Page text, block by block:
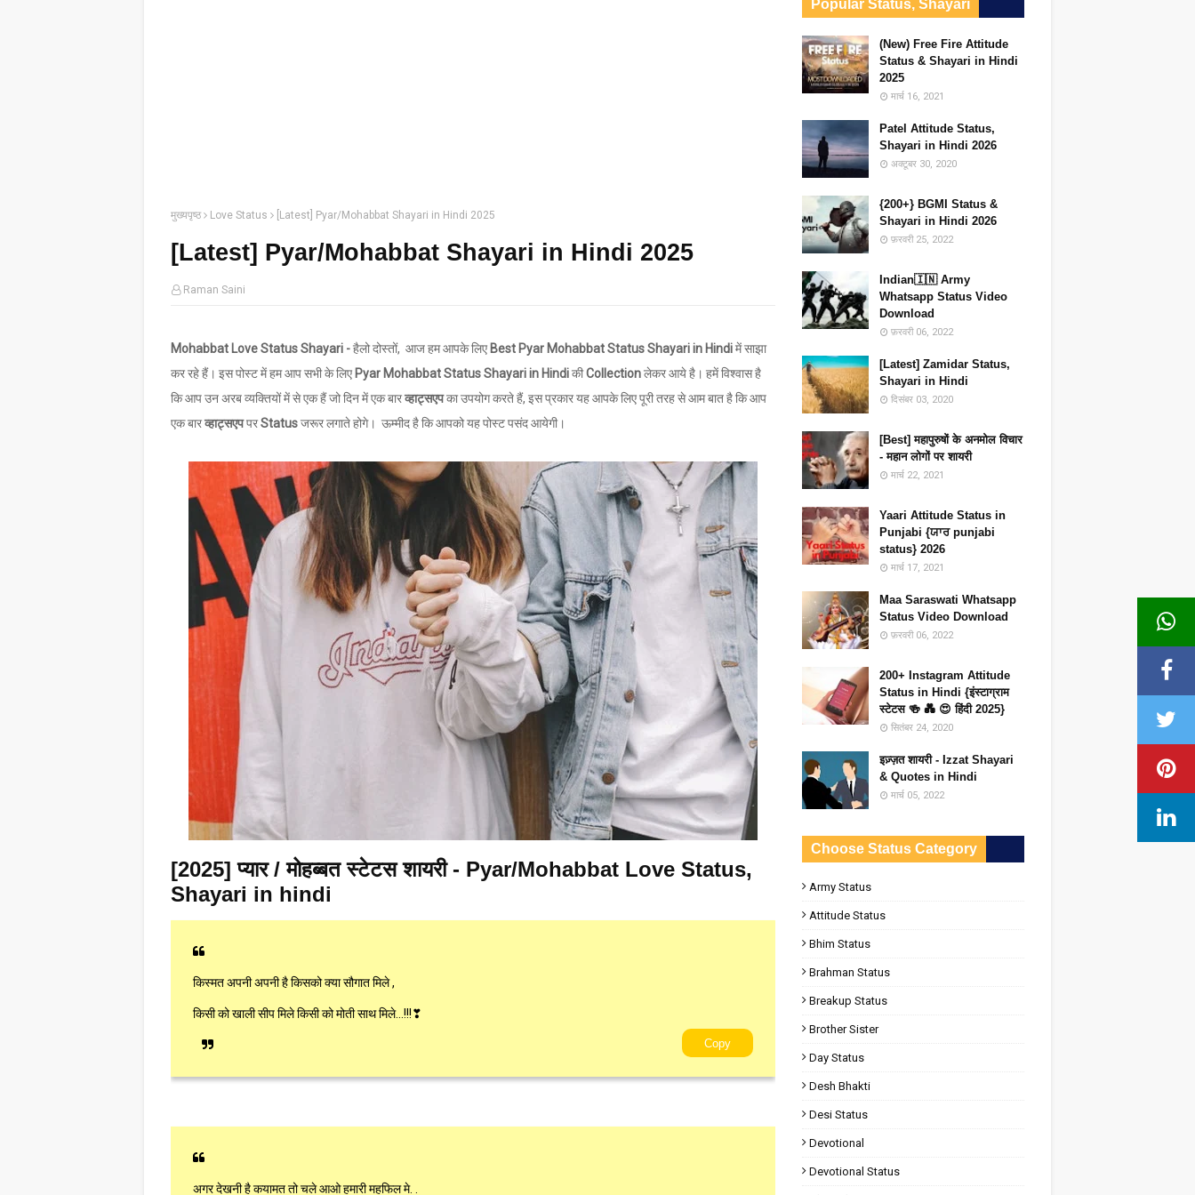
मुख्यपृष्ठ Love Status [Latest] Pyar/Mohabbat Shayari in Hindi 2025
[Latest] Pyar/Mohabbat Shayari in Hindi 2025
Raman Saini
Mohabbat Love Status Shayari -हैलो दोस्तों, आज हम आपके लिए Best Pyar Mohabbat Status Shayari in Hindiमें साझा
कर रहे हैं। इस पोस्ट में हम आप सभी के लिए Pyar Mohabbat Status Shayari in HindiकीCollectionलेकर आये है। हमें विश्वास है
कि आप उन अरब व्यक्तियों में से एक हैं जो दिन में एक बारव्हाट्सएपका उपयोग करते हैं, इस प्रकार यह आपके लिए पूरी तरह से आम बात है कि आप
एक बारव्हाट्सएपपरStatusजरूर लगाते होगे। ऊम्मीद है कि आपको यह पोस्ट पसंद आयेगी।
[2025] प्यार / मोहब्बत स्टेटस शायरी - Pyar/Mohabbat Love Status,
Shayari in hindi
किस्मत अपनी अपनी है किसको क्या सौगात मिले ,
किसी को खाली सीप मिले किसी को मोती साथ मिले...!!!❣
Copy
अगर देखनी है कयामत तो चले आओ हमारी महफिल मे. .
Popular Status, Shayari
(New) Free Fire Attitude
Status & Shayari in Hindi
2025
मार्च 16, 2021
Patel Attitude Status,
Shayari in Hindi 2026
अक्टूबर 30, 2020
{200+} BGMI Status &
Shayari in Hindi 2026
फ़रवरी 25, 2022
Indian🇮🇳 Army
Whatsapp Status Video
Download
फ़रवरी 06, 2022
[Latest] Zamidar Status,
Shayari in Hindi
दिसंबर 03, 2020
[Best] महापुरुषों के अनमोल विचार
- महान लोगों पर शायरी
मार्च 22, 2021
Yaari Attitude Status in
Punjabi {ਯਾਰ punjabi
status} 2026
मार्च 17, 2021
Maa Saraswati Whatsapp
Status Video Download
फ़रवरी 06, 2022
200+ Instagram Attitude
Status in Hindi {इंस्टाग्राम
स्टेटस 🍻 💑 😍 हिंदी 2025}
सितंबर 24, 2020
इज़्ज़त शायरी - Izzat Shayari
& Quotes in Hindi
मार्च 05, 2022
Choose Status Category
Army Status
Attitude Status
Bhim Status
Brahman Status
Breakup Status
Brother Sister
Day Status
Desh Bhakti
Desi Status
Devotional
Devotional Status